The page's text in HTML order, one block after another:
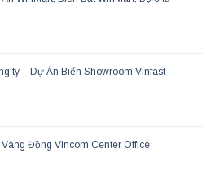
ty – Dự Án Biển Showroom Vinfast
Đồng Vincom Center Office